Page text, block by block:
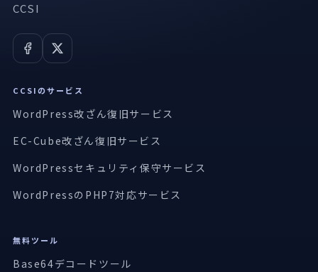
CCSI
CCSIのサービス
WordPress改ざん復旧サービス
EC-Cube改ざん復旧サービス
WordPressセキュリティ保守サービス
WordPressのPHP7対応サービス
無料ツール
Base64デコードツール